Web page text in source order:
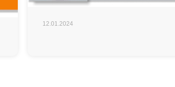
12.01.2024